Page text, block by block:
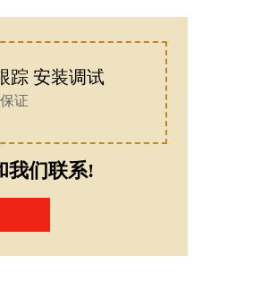
踪 安装调试
证
我们联系!